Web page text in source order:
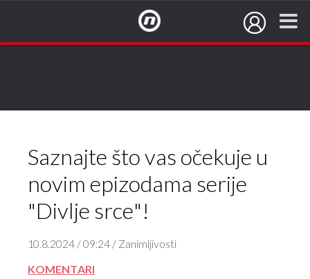
Saznajte što vas očekuje u
novim epizodama serije
"Divlje srce"!
10.8.2024 / 09:24 / Zanimljivosti
KOMENTARI